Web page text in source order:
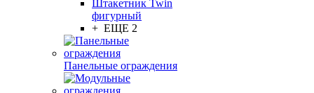
Штакетник Twin
фигурный
+ ЕЩЕ 2
Панельные ограждения